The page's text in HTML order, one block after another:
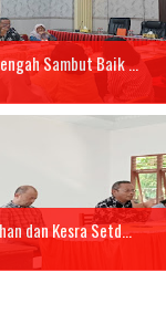
Sambut Baik ...
dan Kesra Setd...